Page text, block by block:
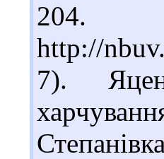
204.
http://
7).